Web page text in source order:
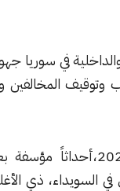
في سوريا جهوداً مضاعفة
ومنعهم من
في 12 من تموز 2025،أحداثاً مؤسفة بعد عمليات
الأغلبية البدوية